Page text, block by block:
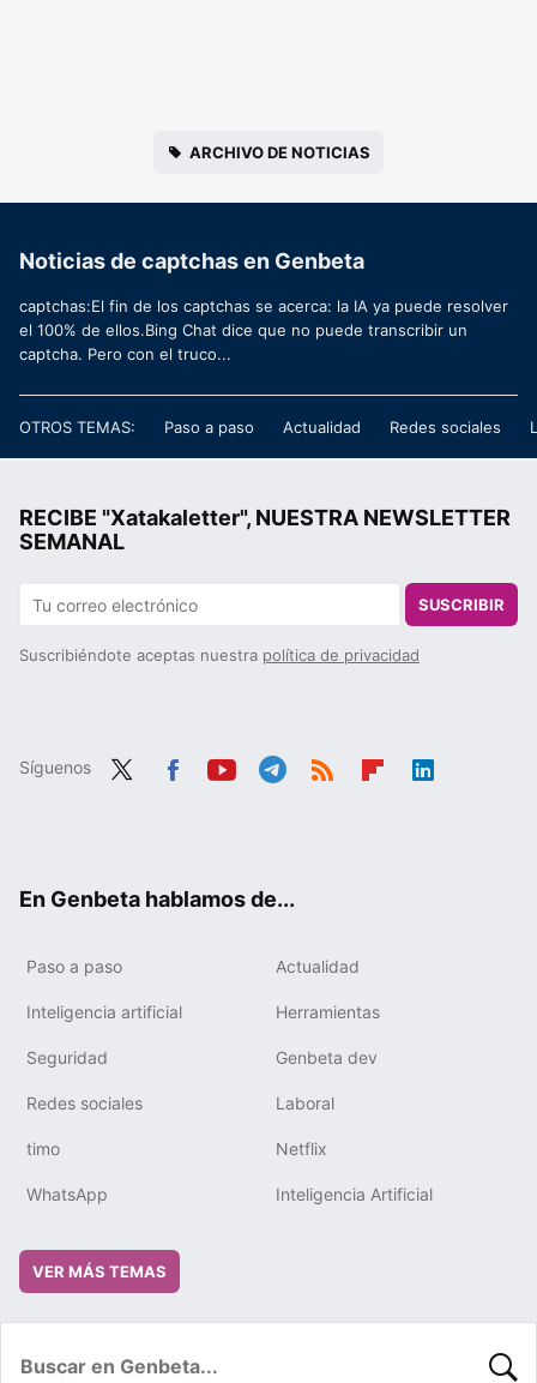
ARCHIVO DE NOTICIAS
Noticias de captchas en Genbeta
captchas:El fin de los captchas se acerca: la IA ya puede resolver
el 100% de ellos.Bing Chat dice que no puede transcribir un
captcha. Pero con el truco...
OTROS TEMAS: Paso a paso Actualidad Redes sociales
RECIBE "Xatakaletter", NUESTRA NEWSLETTER
SEMANAL
SUSCRIBIR
Suscribiéndote aceptas nuestra política de privacidad
Síguenos
En Genbeta hablamos de...
Paso a paso Actualidad
Inteligencia artificial Herramientas
Seguridad Genbeta dev
Redes sociales Laboral
timo Netflix
WhatsApp Inteligencia Artificial
VER MÁS TEMAS